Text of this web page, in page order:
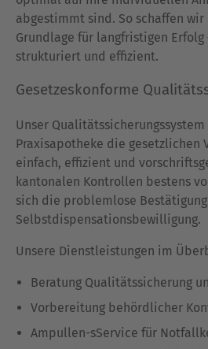
abgestimmt sind. So schaffen
Grundlage für langfristigen Erfolg
strukturiert und effizient.
Gesetzeskonforme
Unser
Praxisapotheke die gesetzlichen
einfach, effizient und
kantonalen Kontrollen bestens
sich die problemlose
Selbstdispensationsbewilligung.
Unsere Dienstleistungen im
Beratung Qualitätssicherung
Vorbereitung behördlicher
Ampullen-sService für